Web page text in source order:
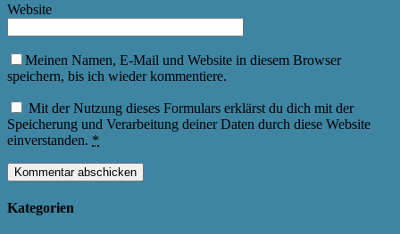
Website
Meinen Namen, E-Mail und Website in diesem Browser
speichern, bis ich wieder kommentiere.
Mit der Nutzung dieses Formulars erklärst du dich mit der
Speicherung und Verarbeitung deiner Daten durch diese Website
einverstanden. *
Kategorien